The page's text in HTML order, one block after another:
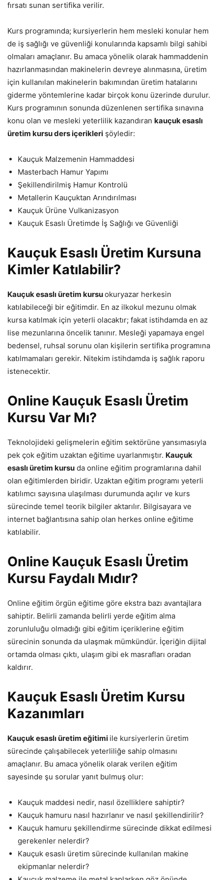
fırsatı sunan sertifika verilir.
Kurs programında; kursiyerlerin hem mesleki konular hem
de iş sağlığı ve güvenliği konularında kapsamlı bilgi sahibi
olmaları amaçlanır. Bu amaca yönelik olarak hammaddenin
hazırlanmasından makinelerin devreye alınmasına, üretim
için kullanılan makinelerin bakımından üretim hatalarını
giderme yöntemlerine kadar birçok konu üzerinde durulur.
Kurs programının sonunda düzenlenen sertifika sınavına
konu olan ve mesleki yeterlilik kazandıran kauçuk esaslı
üretim kursu ders içerikleri şöyledir:
Kauçuk Malzemenin Hammaddesi
Masterbach Hamur Yapımı
Şekillendirilmiş Hamur Kontrolü
Metallerin Kauçuktan Arındırılması
Kauçuk Ürüne Vulkanizasyon
Kauçuk Esaslı Üretimde İş Sağlığı ve Güvenliği
Kauçuk Esaslı Üretim Kursuna
Kimler Katılabilir?
Kauçuk esaslı üretim kursuokuryazar herkesin
katılabileceği bir eğitimdir. En az ilkokul mezunu olmak
kursa katılmak için yeterli olacaktır; fakat istihdamda en az
lise mezunlarına öncelik tanınır. Mesleği yapamaya engel
bedensel, ruhsal sorunu olan kişilerin sertifika programına
katılmamaları gerekir. Nitekim istihdamda iş sağlık raporu
istenecektir.
Online Kauçuk Esaslı Üretim
Kursu Var Mı?
Teknolojideki gelişmelerin eğitim sektörüne yansımasıyla
pek çok eğitim uzaktan eğitime uyarlanmıştır. Kauçuk
esaslı üretim kursu da online eğitim programlarına dahil
olan eğitimlerden biridir. Uzaktan eğitim programı yeterli
katılımcı sayısına ulaşılması durumunda açılır ve kurs
sürecinde temel teorik bilgiler aktarılır. Bilgisayara ve
internet bağlantısına sahip olan herkes online eğitime
katılabilir.
Online Kauçuk Esaslı Üretim
Kursu Faydalı Mıdır?
Online eğitim örgün eğitime göre ekstra bazı avantajlara
sahiptir. Belirli zamanda belirli yerde eğitim alma
zorunluluğu olmadığı gibi eğitim içeriklerine eğitim
sürecinin sonunda da ulaşmak mümkündür. İçeriğin dijital
ortamda olması çıktı, ulaşım gibi ek masrafları oradan
kaldırır.
Kauçuk Esaslı Üretim Kursu
Kazanımları
Kauçuk esaslı üretim eğitimi ile kursiyerlerin üretim
sürecinde çalışabilecek yeterliliğe sahip olmasını
amaçlanır. Bu amaca yönelik olarak verilen eğitim
sayesinde şu sorular yanıt bulmuş olur:
Kauçuk maddesi nedir, nasıl özelliklere sahiptir?
Kauçuk hamuru nasıl hazırlanır ve nasıl şekillendirilir?
Kauçuk hamuru şekillendirme sürecinde dikkat edilmesi
gerekenler nelerdir?
Kauçuk esaslı üretim sürecinde kullanılan makine
ekipmanlar nelerdir?